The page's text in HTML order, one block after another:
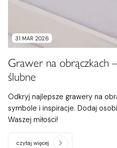
31 MAR 2026
Grawer na obrączkach
ślubne
Odkryj najlepsze grawery na
symbole i inspiracje. Dodaj
Waszej miłości!
czytaj więcej